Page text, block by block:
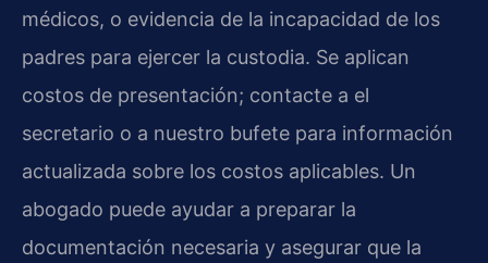
médicos, o evidencia de la incapacidad de los
padres para ejercer la custodia. Se aplican
costos de presentación; contacte a el
secretario o a nuestro bufete para información
actualizada sobre los costos aplicables. Un
abogado puede ayudar a preparar la
documentación necesaria y asegurar que la